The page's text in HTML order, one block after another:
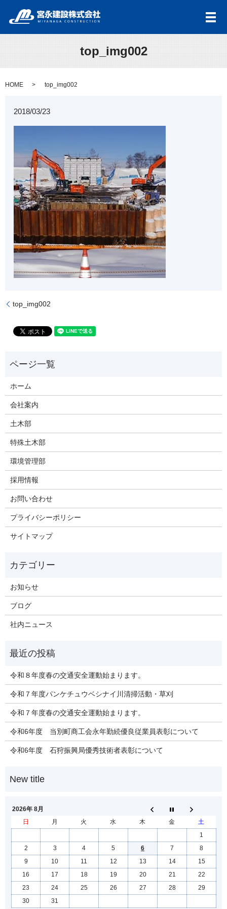
メ
top_img002
HOME top_img002
2018/03/23
top_img002
ホーム
会社案内
土木部
特殊土木部
環境管理部
採用情報
お問い合わせ
プライバシーポリシー
サイトマップ
お知らせ
ブログ
社内ニュース
令和８年度春の交通安全運動始まります。
令和７年度パンケチュウベシナイ川清掃活動・草刈
令和７年度春の交通安全運動始まります。
令和6年度 当別町商工会永年勤続優良従業員表彰について
令和6年度 石狩振興局優秀技術者表彰について
2026年 8月
日
月 火 水 木 金
土
1
2
3 4 5 6 7
8
9
10 11 12 13 14
15
16
17 18 19 20 21
22
23
24 25 26 27 28
29
30
31